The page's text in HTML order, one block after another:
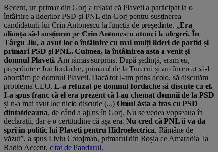
Recent, un primar din Gorj a relatat că Plaveti a participat la o
întâlnire a liderilor PSD și PNL din Gorj pentru susținerea
candidaturii lui Crin Antonescu la funcția de președinte. „Era
alianța să-l susținem pe Crin Antonescu atunci la alegeri. În
Târgu Jiu, a avut loc o întâlnire cu mai mulți lideri de partid și
primari PSD și PNL. Culmea, la întâlnirea asta a venit și
domnul Plaveti. Am rămas surprins. După ședință, eram eu,
președintele Ion Iordache, primarul de la Turceni și am încercat să-l
abordăm pe domnul Plaveti. Dacă tot l-am prins acolo, să discutăm
problema CEO. L-a refuzat pe domnul Iordache să discute cu el.
I-a spus franc că el era prezent că l-au chemat domnii de la PSD
și n-a mai avut loc nicio discuție (...) Omul ăsta a tras cu PSD
dintotdeauna, de când a ajuns în Gorj. Nu se vedea vopseaua în
declarații, dar e o certitudine că așa era. Nu cred că PNL îi va da
sprijin politic lui Plaveti pentru Hidroelectrica. Rămâne de
văzut”, a spus Liviu Cotojman, primarul din Roșia de Amaradia, la
Radio Accent, citat de Pandurul.